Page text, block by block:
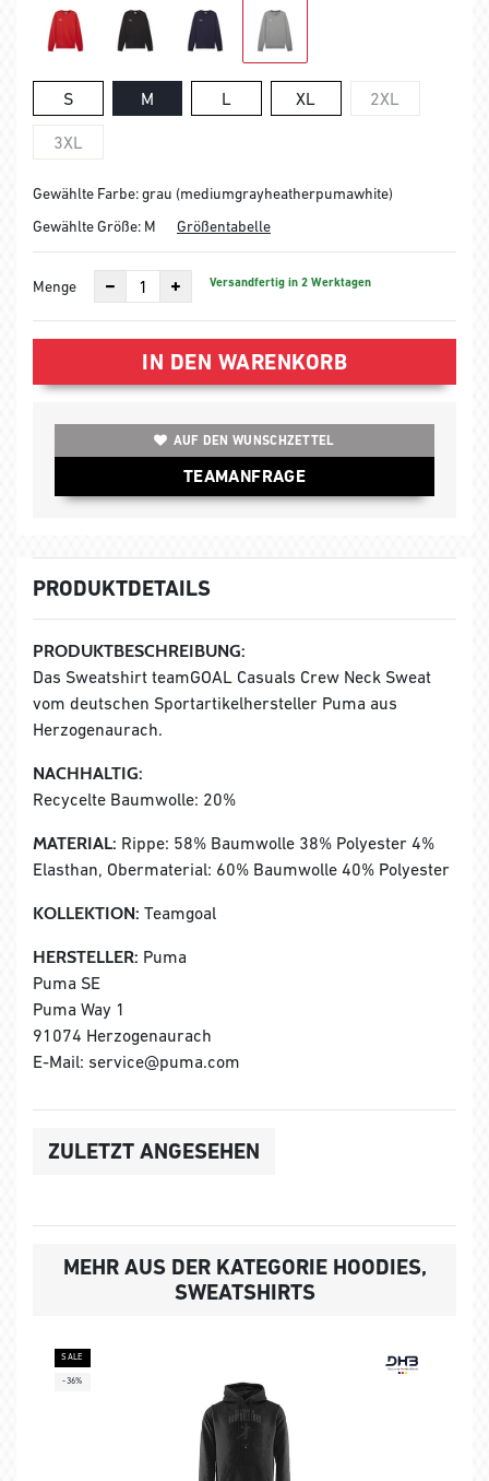
S M L XL 2XL
3XL
Gewählte Farbe: grau (mediumgrayheatherpumawhite)
Gewählte Größe: M Größentabelle
Menge Versandfertig in 2 Werktagen
IN DEN WARENKORB
AUF DEN WUNSCHZETTEL
TEAMANFRAGE
PRODUKTDETAILS
PRODUKTBESCHREIBUNG:
Das Sweatshirt teamGOAL Casuals Crew Neck Sweat
vom deutschen Sportartikelhersteller Puma aus
Herzogenaurach.
NACHHALTIG:
Recycelte Baumwolle: 20%
MATERIAL: Rippe: 58% Baumwolle 38% Polyester 4%
Elasthan, Obermaterial: 60% Baumwolle 40% Polyester
KOLLEKTION: Teamgoal
HERSTELLER: Puma
Puma SE
Puma Way 1
91074 Herzogenaurach
E-Mail: service@puma.com
ZULETZT ANGESEHEN
MEHR AUS DER KATEGORIE HOODIES,
SWEATSHIRTS
SALE
-36%